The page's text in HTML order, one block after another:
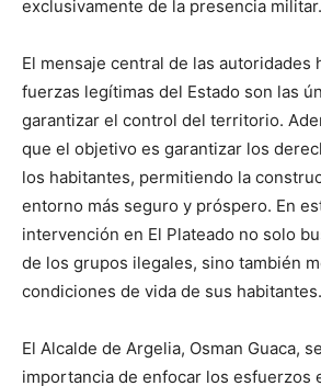
exclusivamente de la presencia militar.
El mensaje central de las autoridades
fuerzas legítimas del Estado son las
garantizar el control del territorio.
que el objetivo es garantizar los
los habitantes, permitiendo la
entorno más seguro y próspero. En
intervención en El Plateado no solo
de los grupos ilegales, sino también
condiciones de vida de sus habitantes.
El Alcalde de Argelia, Osman Guaca,
importancia de enfocar los esfuerzos